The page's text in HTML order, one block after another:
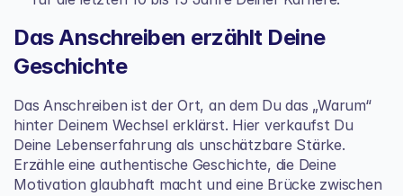
Das Anschreiben erzählt Deine
Geschichte
Das Anschreiben ist der Ort, an dem Du das „Warum“
hinter Deinem Wechsel erklärst. Hier verkaufst Du
Deine Lebenserfahrung als unschätzbare Stärke.
Erzähle eine authentische Geschichte, die Deine
Motivation glaubhaft macht und eine Brücke zwischen